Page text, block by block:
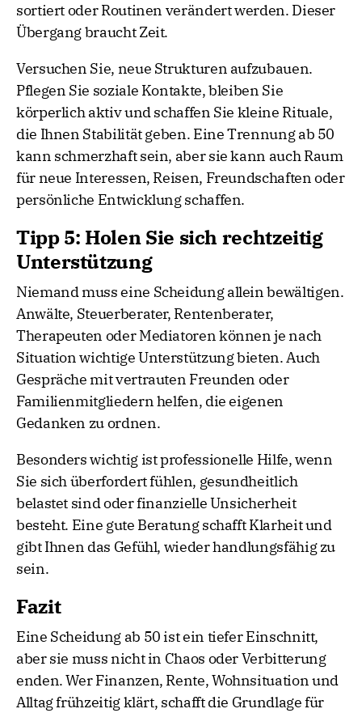
sortiert oder Routinen verändert werden. Dieser
Übergang braucht Zeit.
Versuchen Sie, neue Strukturen aufzubauen.
Pflegen Sie soziale Kontakte, bleiben Sie
körperlich aktiv und schaffen Sie kleine Rituale,
die Ihnen Stabilität geben. Eine Trennung ab 50
kann schmerzhaft sein, aber sie kann auch Raum
für neue Interessen, Reisen, Freundschaften oder
persönliche Entwicklung schaffen.
Tipp 5: Holen Sie sich rechtzeitig
Unterstützung
Niemand muss eine Scheidung allein bewältigen.
Anwälte, Steuerberater, Rentenberater,
Therapeuten oder Mediatoren können je nach
Situation wichtige Unterstützung bieten. Auch
Gespräche mit vertrauten Freunden oder
Familienmitgliedern helfen, die eigenen
Gedanken zu ordnen.
Besonders wichtig ist professionelle Hilfe, wenn
Sie sich überfordert fühlen, gesundheitlich
belastet sind oder finanzielle Unsicherheit
besteht. Eine gute Beratung schafft Klarheit und
gibt Ihnen das Gefühl, wieder handlungsfähig zu
sein.
Fazit
Eine Scheidung ab 50 ist ein tiefer Einschnitt,
aber sie muss nicht in Chaos oder Verbitterung
enden. Wer Finanzen, Rente, Wohnsituation und
Alltag frühzeitig klärt, schafft die Grundlage für